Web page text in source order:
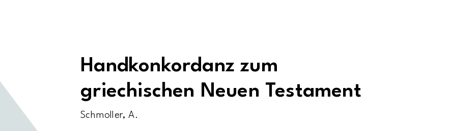
Handkonkordanz zum
griechischen Neuen Testament
Schmoller, A.